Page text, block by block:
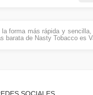
forma más rápida y
barata de Nasty Tobacco es